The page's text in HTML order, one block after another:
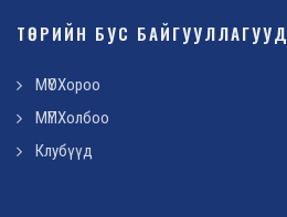
ТӨРИЙН БУС БАЙГУУЛЛАГУУД
МҮОХороо
МҮПХолбоо
Клубүүд